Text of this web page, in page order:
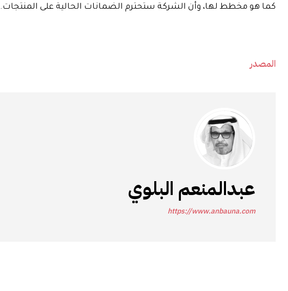
كما هو مخطط لها، وأن الشركة ستحترم الضمانات الحالية على المنتجات.
المصدر
عبدالمنعم البلوي
https://www.anbauna.com